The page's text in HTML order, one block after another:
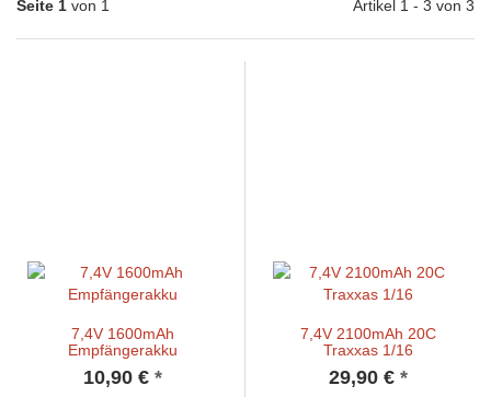
Seite 1 von 1 Artikel 1 - 3 von 3
7,4V 1600mAh
Empfängerakku
10,90 € *
7,4V 2100mAh 20C
Traxxas 1/16
29,90 € *